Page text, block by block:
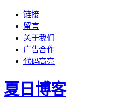
链接
留言
关于我们
广告合作
代码高亮
夏日博客